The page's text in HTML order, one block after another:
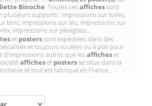
Binoche. Toutes cesaffichessont
plusieurs supports : impressions sur toiles,
bois, impressions sur alu, impressions sur
impressions sur plexiglass...
et posterssont expédiées dans des
et toujours roulées ou à plat pour
d'impressions autres que lesafficheset
afficheset postersse situe dans la
et tout est fabriqué en France.